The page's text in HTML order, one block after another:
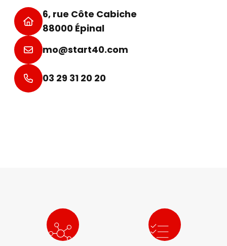
6, rue Côte Cabiche
88000 Épinal
mo@start40.com
03 29 31 20 20